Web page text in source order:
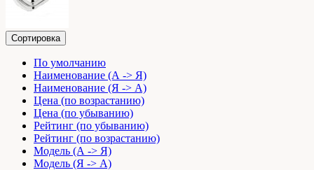
Сортировка
По умолчанию
Наименование (А -> Я)
Наименование (Я -> А)
Цена (по возрастанию)
Цена (по убыванию)
Рейтинг (по убыванию)
Рейтинг (по возрастанию)
Модель (А -> Я)
Модель (Я -> А)